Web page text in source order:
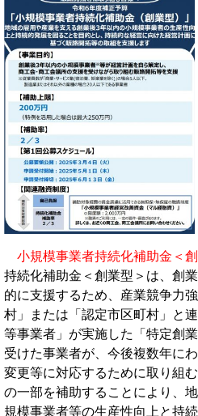
小規模事業者持続化補助金＜
持続化補助金＜創業型＞は、創
的に支援するため、産業競争力
村」または「認定市区町村」と
等事業者」が実施した「特定創
受けた事業者が、今後複数年に
変更等に対応するために取り組
の一部を補助することにより、
規模事業者等の生産性向上と持